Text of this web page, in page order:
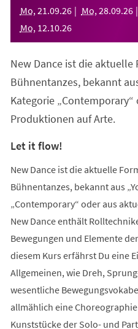
Mo, 21 .09.26 Mo, 28.09.26
Mo, 12.10.26
New Dance ist die aktuelle
Bühnentanzes, bekannt
Kategorie
Produktionen auf Arte.
Let it flow!
New Dance ist die aktuelle
Bühnentanzes, bekannt aus
„Contemporary“ oder aus
New Dance enthält
Bewegungen und Elemente
diesem Kurs erfährst Du eine
Allgemeinen, wie Dreh,
wesentliche
allmählich eine
Kunststücke der Solo- und